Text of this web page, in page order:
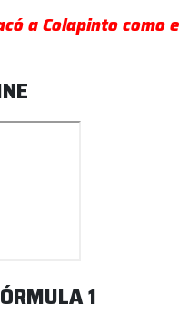
a Colapinto como
1